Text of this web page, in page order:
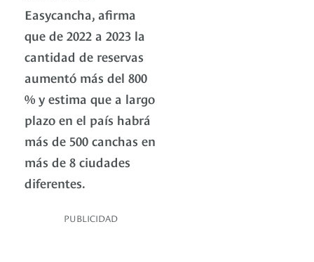
Easycancha, afirma
que de 2022 a 2023 la
cantidad de reservas
aumentó más del 800
% y estima que a largo
plazo en el país habrá
más de 500 canchas en
más de 8 ciudades
diferentes.
PUBLICIDAD